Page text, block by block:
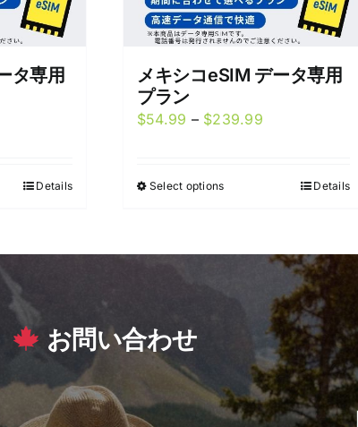
タ専用
Details
メキシコeSIM データ専用
プラン
$54.99 – $239.99Price
through
Select optionsThis
multiple
options
chosen
Details
お問い合わせ